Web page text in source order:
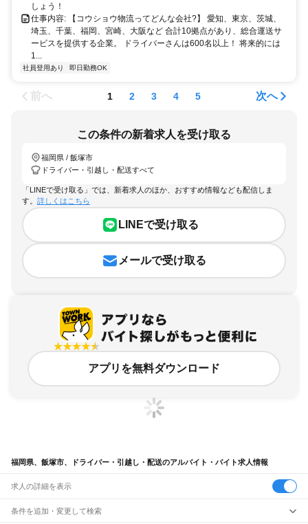
しょう！
仕事内容: 【コウショウ物流ってどんな会社?】 愛知、東京、茨城、
埼玉、千葉、福岡、宮崎、大阪など 合計10拠点があり、総合運送サ
ービスを提供する企業。 ドライバーさんは600名以上！ 将来的には
1...
社員登用あり 即日勤務OK
前へ 1 2 3 4 5 次へ
この条件の新着求人を受け取る
福岡県 / 飯塚市
ドライバー・引越し・配送すべて
「LINEで受け取る」では、新着求人のほか、おすすめ情報なども配信しま
す。 詳しくはこちら
LINEで受け取る
メールで受け取る
アプリを無料ダウンロード
福岡県、飯塚市、ドライバー・引越し・配送のアルバイト・バイト求人情報
求人の詳細を表示
条件を追加・変更して検索